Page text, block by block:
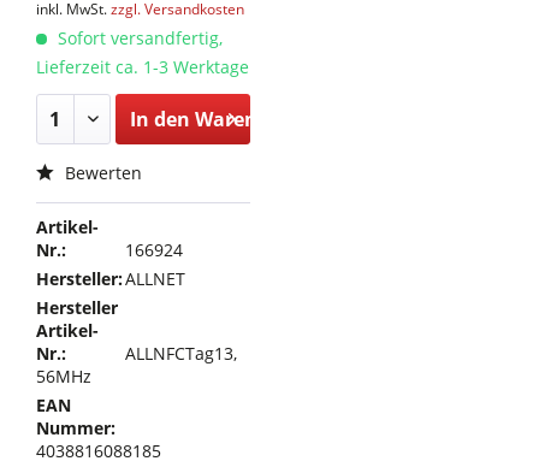
inkl. MwSt.zzgl. Versandkosten
Sofort versandfertig,
Lieferzeit ca. 1-3 Werktage
In den Warenkorb
Bewerten
Artikel-
Nr.:
166924
Hersteller:ALLNET
Hersteller
Artikel-
Nr.:
ALLNFCTag13,
56MHz
EAN
Nummer:
4038816088185